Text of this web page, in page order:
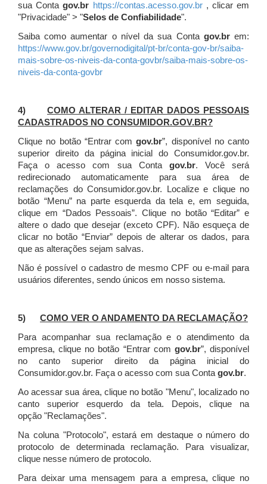
sua Contagov.br https://contas.acesso.gov.br, clicar em
"Privacidade" > "Selos de Confiabilidade".
Saiba como aumentar o nível da sua Conta gov.brem:
https://www.gov.br/governodigital/pt-br/conta-gov-br/saiba-
mais-sobre-os-niveis-da-conta-govbr/saiba-mais-sobre-os-
niveis-da-conta-govbr
4) COMO ALTERAR / EDITAR DADOS PESSOAIS
CADASTRADOS NO CONSUMIDOR.GOV.BR?
Clique no botão “Entrar comgov.br”, disponível no canto
superior direito da página inicial do Consumidor.gov.br.
Faça o acesso com sua Conta gov.br. Você será
redirecionado automaticamente para sua área de
reclamações do Consumidor.gov.br.
Localize e clique no
botão “Menu” na parte esquerda da tela e, em seguida,
clique em “Dados Pessoais”. Clique no botão “Editar” e
altere o dado que desejar (exceto CPF). Não esqueça de
clicar no botão “Enviar” depois de alterar os dados, para
que as alterações sejam salvas.
Não é possível o cadastro de mesmo CPF ou e-mail para
usuários diferentes, sendo únicos em nosso sistema.
5) COMO VER O ANDAMENTO DA RECLAMAÇÃO?
Para acompanhar sua reclamação e o atendimento da
empresa, clique no botão “Entrar com gov.br”, disponível
no canto superior direito da página inicial do
Consumidor.gov.br. Faça o acesso com sua Contagov.br.
Ao acessar sua área, clique no botão "Menu", localizado no
canto superior esquerdo da tela. Depois, clique na
opção "Reclamações".
Na coluna "Protocolo", estará em destaque o número do
protocolo de determinada reclamação. Para visualizar,
clique nesse número de protocolo.
Para deixar uma mensagem para a empresa, clique no